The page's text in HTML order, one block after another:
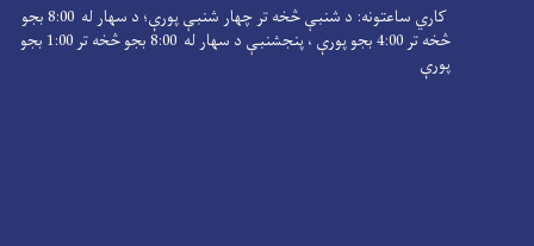
کاري ساعتونه: د شنبې څخه تر چهار شنبې پورې؛ د سهار له 8:00 بجو
څخه تر 4:00 بجو پورې ، پنجشنبې د سهار له 8:00 بجو څخه تر 1:00 بجو
پورې